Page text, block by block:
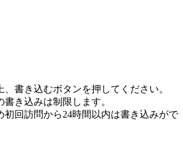
、書き込むボタンを押してください。
き込みは制限します。
回訪問から24時間以内は書き込みがで